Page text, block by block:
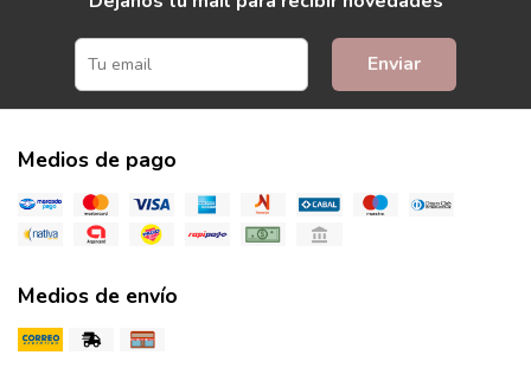
Enviar
Medios de pago
Medios de envío